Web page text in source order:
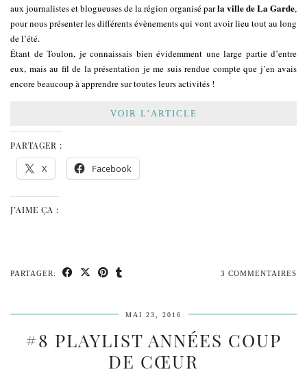
aux journalistes et blogueuses de la région organisé parla ville de La Garde,
pour nous présenter les différents évènements qui vont avoir lieu tout au long
de l’été.
Étant de Toulon, je connaissais bien évidemment une large partie d’entre
eux, mais au fil de la présentation je me suis rendue compte que j’en avais
encore beaucoup à apprendre sur toutes leurs activités !
VOIR L’ARTICLE
PARTAGER :
X Facebook
J’AIME ÇA :
PARTAGER: 3 COMMENTAIRES
MAI 23, 2016
#8 PLAYLIST ANNÉES COUP
DE CŒUR